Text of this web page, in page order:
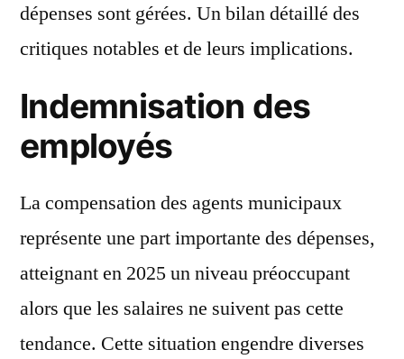
dépenses sont gérées. Un bilan détaillé des
critiques notables et de leurs implications.
Indemnisation des
employés
La compensation des agents municipaux
représente une part importante des dépenses,
atteignant en 2025 un niveau préoccupant
alors que les salaires ne suivent pas cette
tendance. Cette situation engendre diverses